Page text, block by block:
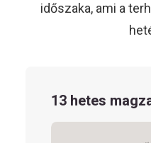
időszaka, ami a
13 hetes